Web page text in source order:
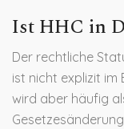
Ist HHC in
Der rechtliche
ist nicht explizit
wird aber häufig